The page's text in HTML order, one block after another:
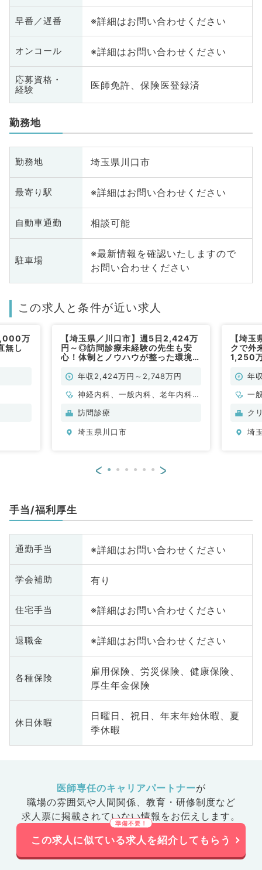
早番／遅番 ※詳細はお問い合わせください
オンコール ※詳細はお問い合わせください
応募資格・
経験
医師免許、保険医登録済
勤務地
勤務地 埼玉県川口市
最寄り駅 ※詳細はお問い合わせください
自動車通勤 相談可能
駐車場
※最新情報を確認いたしますので
お問い合わせください
この求人と条件が近い求人
万
無し
【埼玉県／川口市】週5日2,424万
円～◎訪問診療未経験の先生も安
心！体制とノウハウが整った環境＆
系・外科系／常勤）
年収2,424万円～2,748万円
神経内科、一般内科、老年内科、
血液内科、膠原病科
訪問診療
埼玉県川口市
【埼
クで外
1,250
です♪
年
一
ク
埼
< >
手当/福利厚生
通勤手当 ※詳細はお問い合わせください
学会補助 有り
住宅手当 ※詳細はお問い合わせください
退職金 ※詳細はお問い合わせください
各種保険
雇用保険、労災保険、健康保険、
厚生年金保険
休日休暇
日曜日、祝日、年末年始休暇、夏
季休暇
医師専任のキャリアパートナーが
職場の雰囲気や人間関係、 教育・研修制度など
求人票に掲載されていない情報をお伝えします。
この求人に似ている求人を紹介してもらう